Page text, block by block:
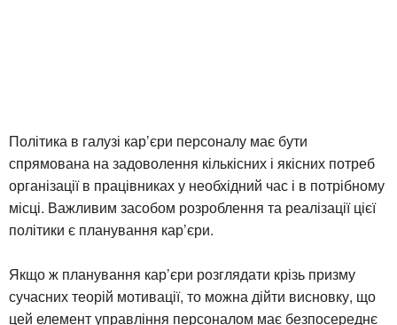
Політика в галузі кар’єри персоналу має бути
спрямована на задоволення кількісних і якісних потреб
організації в працівниках у необхідний час і в потрібному
місці. Важливим засобом розроблення та реалізації цієї
політики є планування кар’єри.
Якщо ж планування кар’єри розглядати крізь призму
сучасних теорій мотивації, то можна дійти висновку, що
цей елемент управління персоналом має безпосереднє